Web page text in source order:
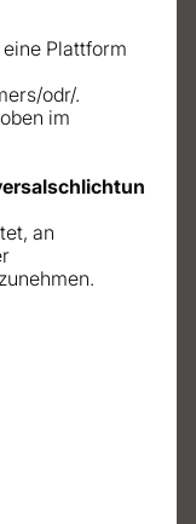
Plattform
odr/.
im
an